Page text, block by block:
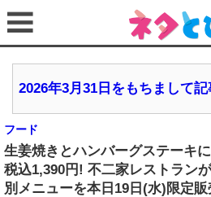
2026年3月31日をもちまして
フード
生姜焼きとハンバーグステーキ
税込1,390円! 不二家レストラン
別メニューを本日19日(水)限定